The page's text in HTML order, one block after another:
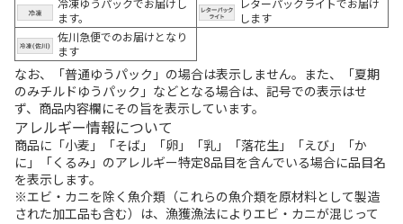
冷凍ゆうパックでお届けし
ます。
レターパックライトでお届け
します
佐川急便でのお届けとなり
ます
なお、「普通ゆうパック」の場合は表示しません。また、「夏期
のみチルドゆうパック」などとなる場合は、記号での表示はせ
ず、商品内容欄にその旨を表示しています。
アレルギー情報について
商品に「小麦」「そば」「卵」「乳」「落花生」「えび」「か
に」「くるみ」のアレルギー特定8品目を含んでいる場合に品目名
を表示します。
※エビ・カニを除く魚介類（これらの魚介類を原材料として製造
された加工品も含む）は、漁獲漁法によりエビ・カニが混じって